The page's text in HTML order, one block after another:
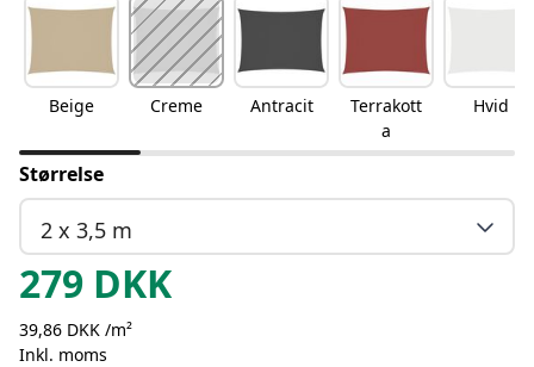
Beige Creme Antracit
Terrakott
a
Hvid
Størrelse
2 x 3,5 m
279 DKK
39,86 DKK /m²
Inkl. moms